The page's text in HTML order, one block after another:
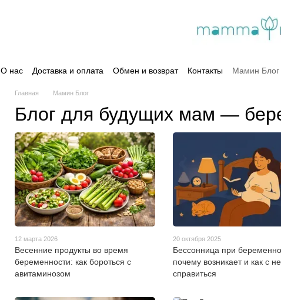
О нас Доставка и оплата Обмен и возврат Контакты Мамин Блог
Главная Мамин Блог
Блог для будущих мам —
12 марта 2026
Весенние продукты во время
беременности: как бороться с
авитаминозом
20 октября 2025
Бессонница при
почему возникает и как с
справиться